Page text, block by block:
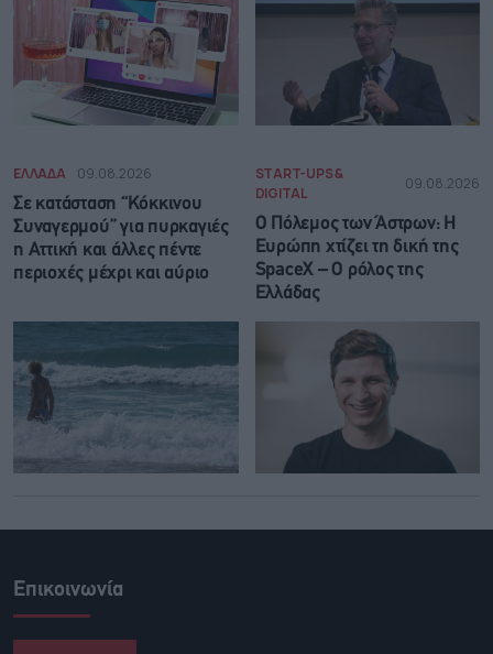
ΕΛΛΑΔΑ 09.08.2026
Σε κατάσταση “Κόκκινου
Συναγερμού” για πυρκαγιές
η Αττική και άλλες πέντε
περιοχές μέχρι και αύριο
START-UPS &
DIGITAL
09.08.2026
Ο Πόλεμος των Άστρων: Η
Ευρώπη χτίζει τη δική της
SpaceX – Ο ρόλος της
Ελλάδας
Επικοινωνία